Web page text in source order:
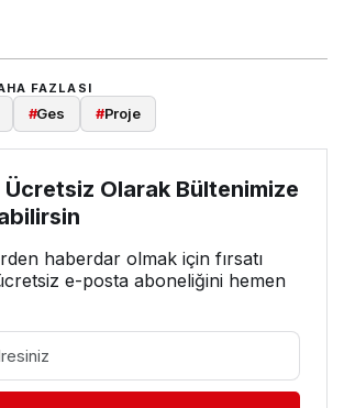
FAZLASI
#Ges #Proje
Ücretsiz Olarak Bültenimize
haberdar olmak için fırsatı
e-posta aboneliğini hemen